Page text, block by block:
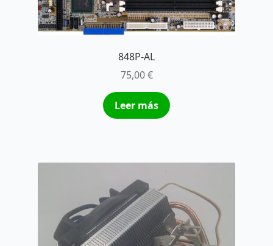
848P-AL
75,00€
Leer más